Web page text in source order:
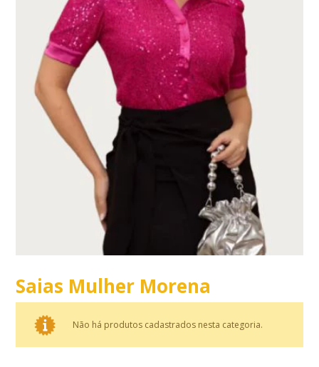
Saias Mulher Morena
Não há produtos cadastrados nesta categoria.